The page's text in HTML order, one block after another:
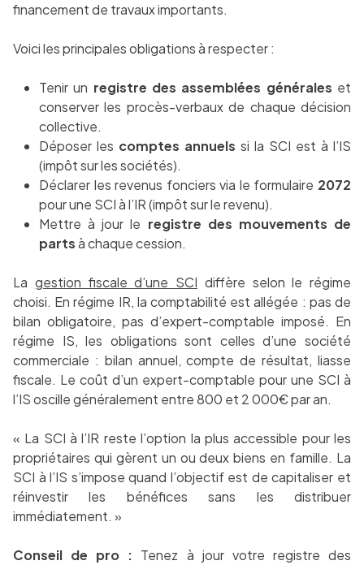
financement de travaux importants.
Voici les principales obligations à respecter :
Tenir un registre des assemblées générales et
conserver les procès-verbaux de chaque décision
collective.
Déposer les comptes annuels si la SCI est à l’IS
(impôt sur les sociétés).
Déclarer les revenus fonciers via le formulaire 2072
pour une SCI à l’IR (impôt sur le revenu).
Mettre à jour le registre des mouvements de
partsà chaque cession.
La gestion fiscale d’une SCI diffère selon le régime
choisi. En régime IR, la comptabilité est allégée : pas de
bilan obligatoire, pas d’expert-comptable imposé. En
régime IS, les obligations sont celles d’une société
commerciale : bilan annuel, compte de résultat, liasse
fiscale. Le coût d’un expert-comptable pour une SCI à
l’IS oscille généralement entre 800 et 2 000€ par an.
« La SCI à l’IR reste l’option la plus accessible pour les
propriétaires qui gèrent un ou deux biens en famille. La
SCI à l’IS s’impose quand l’objectif est de capitaliser et
réinvestir les bénéfices sans les distribuer
immédiatement. »
Conseil de pro : Tenez à jour votre registre des